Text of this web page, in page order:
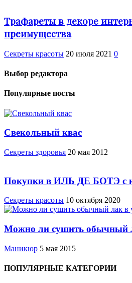
Трафареты в декоре
преимущества
Секреты красоты 20 июля 2021 0
Выбор редактора
Популярные посты
Свекольный квас
Cекреты здоровья 20 мая 2012
Покупки в ИЛЬ ДЕ БОТЭ с
Секреты красоты 10 октября 2020
Можно ли сушить обычный
Маникюр 5 мая 2015
ПОПУЛЯРНЫЕ КАТЕГОРИИ